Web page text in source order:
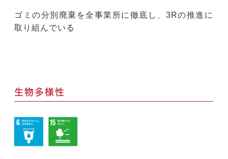
ゴミの分別廃棄を全事業所に徹底し、3Rの推進に
取り組んでいる
生物多様性